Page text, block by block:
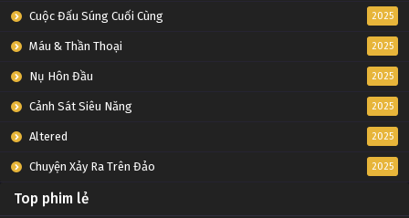
Cuộc Đấu Súng Cuối Cùng 2025
Máu & Thần Thoại 2025
Nụ Hôn Đầu 2025
Cảnh Sát Siêu Năng 2025
Altered 2025
Chuyện Xảy Ra Trên Đảo 2025
Top phim lẻ